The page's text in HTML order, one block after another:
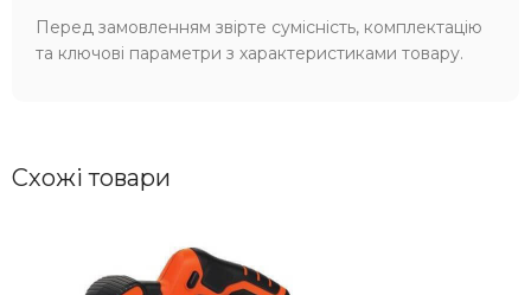
Перед замовленням звірте сумісність, комплектацію
та ключові параметри з характеристиками товару.
Схожі товари